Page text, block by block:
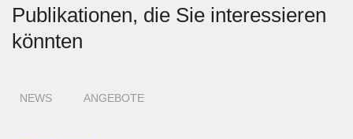
Publikationen, die Sie interessieren
könnten
NEWS ANGEBOTE